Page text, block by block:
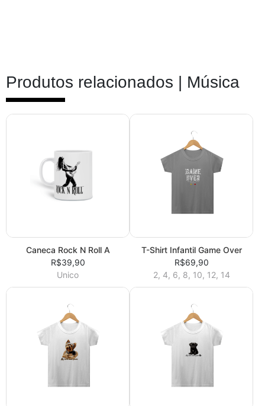
Produtos relacionados | Música
Caneca Rock N Roll A
R$39,90
Unico
T-Shirt Infantil Game Over
R$69,90
2, 4, 6, 8, 10, 12, 14